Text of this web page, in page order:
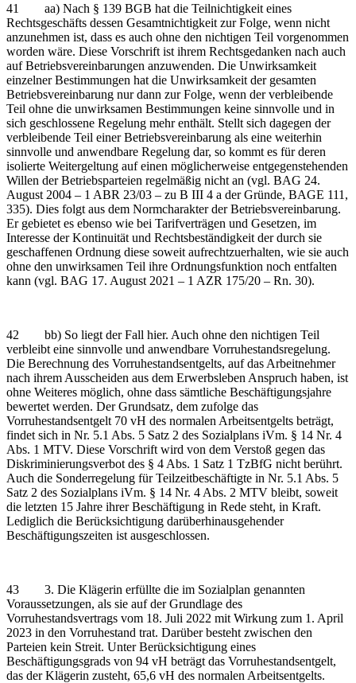
41 aa) Nach § 139 BGB hat die Teilnichtigkeit eines
Rechtsgeschäfts dessen Gesamtnichtigkeit zur Folge, wenn nicht
anzunehmen ist, dass es auch ohne den nichtigen Teil vorgenommen
worden wäre. Diese Vorschrift ist ihrem Rechtsgedanken nach auch
auf Betriebsvereinbarungen anzuwenden. Die Unwirksamkeit
einzelner Bestimmungen hat die Unwirksamkeit der gesamten
Betriebsvereinbarung nur dann zur Folge, wenn der verbleibende
Teil ohne die unwirksamen Bestimmungen keine sinnvolle und in
sich geschlossene Regelung mehr enthält. Stellt sich dagegen der
verbleibende Teil einer Betriebsvereinbarung als eine weiterhin
sinnvolle und anwendbare Regelung dar, so kommt es für deren
isolierte Weitergeltung auf einen möglicherweise entgegenstehenden
Willen der Betriebsparteien regelmäßig nicht an (vgl. BAG 24.
August 2004 – 1 ABR 23/03 – zu B III 4 a der Gründe, BAGE 111,
335). Dies folgt aus dem Normcharakter der Betriebsvereinbarung.
Er gebietet es ebenso wie bei Tarifverträgen und Gesetzen, im
Interesse der Kontinuität und Rechtsbeständigkeit der durch sie
geschaffenen Ordnung diese soweit aufrechtzuerhalten, wie sie auch
ohne den unwirksamen Teil ihre Ordnungsfunktion noch entfalten
kann (vgl. BAG 17. August 2021 – 1 AZR 175/20 – Rn. 30).
42 bb) So liegt der Fall hier. Auch ohne den nichtigen Teil
verbleibt eine sinnvolle und anwendbare Vorruhestandsregelung.
Die Berechnung des Vorruhestandsentgelts, auf das Arbeitnehmer
nach ihrem Ausscheiden aus dem Erwerbsleben Anspruch haben, ist
ohne Weiteres möglich, ohne dass sämtliche Beschäftigungsjahre
bewertet werden. Der Grundsatz, dem zufolge das
Vorruhestandsentgelt 70 vH des normalen Arbeitsentgelts beträgt,
findet sich in Nr. 5.1 Abs. 5 Satz 2 des Sozialplans iVm. § 14 Nr. 4
Abs. 1 MTV. Diese Vorschrift wird von dem Verstoß gegen das
Diskriminierungsverbot des § 4 Abs. 1 Satz 1 TzBfG nicht berührt.
Auch die Sonderregelung für Teilzeitbeschäftigte in Nr. 5.1 Abs. 5
Satz 2 des Sozialplans iVm. § 14 Nr. 4 Abs. 2 MTV bleibt, soweit
die letzten 15 Jahre ihrer Beschäftigung in Rede steht, in Kraft.
Lediglich die Berücksichtigung darüberhinausgehender
Beschäftigungszeiten ist ausgeschlossen.
43 3. Die Klägerin erfüllte die im Sozialplan genannten
Voraussetzungen, als sie auf der Grundlage des
Vorruhestandsvertrags vom 18. Juli 2022 mit Wirkung zum 1. April
2023 in den Vorruhestand trat. Darüber besteht zwischen den
Parteien kein Streit. Unter Berücksichtigung eines
Beschäftigungsgrads von 94 vH beträgt das Vorruhestandsentgelt,
das der Klägerin zusteht, 65,6 vH des normalen Arbeitsentgelts.